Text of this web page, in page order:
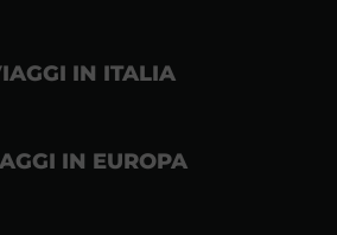
IN ITALIA
IN EUROPA